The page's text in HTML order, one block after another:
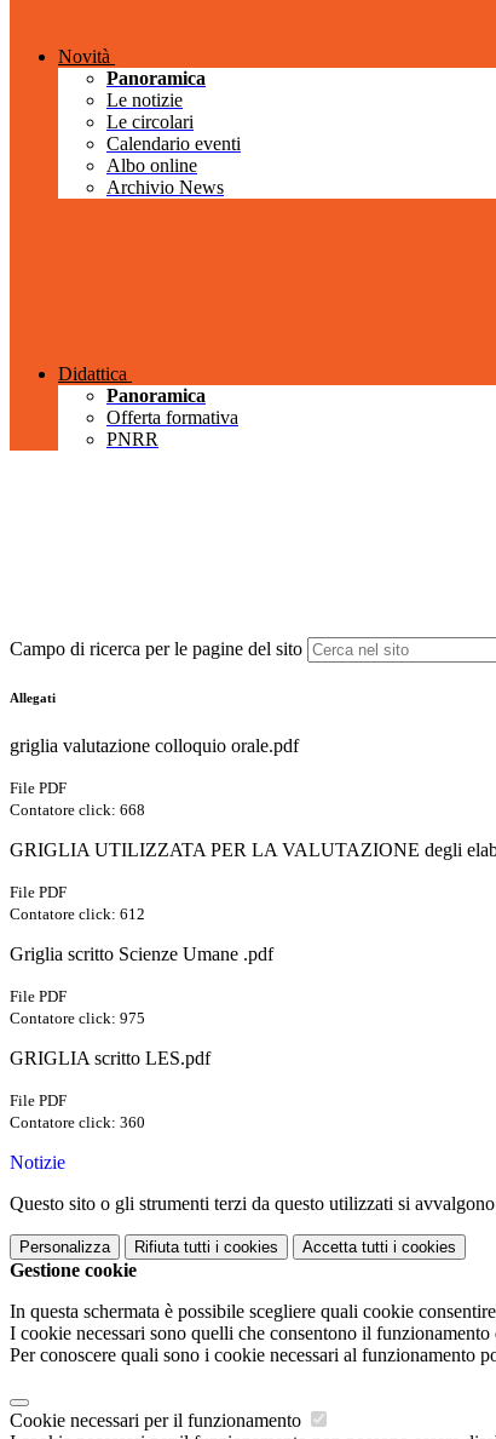
Novità
Panoramica
Le notizie
Le circolari
Calendario eventi
Albo online
Archivio News
Didattica
Panoramica
Offerta formativa
PNRR
Campo di ricerca per le pagine del sito
Allegati
griglia valutazione colloquio orale.pdf
File PDF
Contatore click: 668
GRIGLIA UTILIZZATA PER LA VALUTAZIONE degli
File PDF
Contatore click: 612
Griglia scritto Scienze Umane .pdf
File PDF
Contatore click: 975
GRIGLIA scritto LES.pdf
File PDF
Contatore click: 360
Notizie
Questo sito o gli strumenti terzi da questo utilizzati si
Personalizza Rifiuta tutti i cookies Accetta tutti i cookies
Gestione cookie
In questa schermata è possibile scegliere quali cookie
I cookie necessari sono quelli che consentono il
Per conoscere quali sono i cookie necessari al funzionamento
Cookie necessari per il funzionamento